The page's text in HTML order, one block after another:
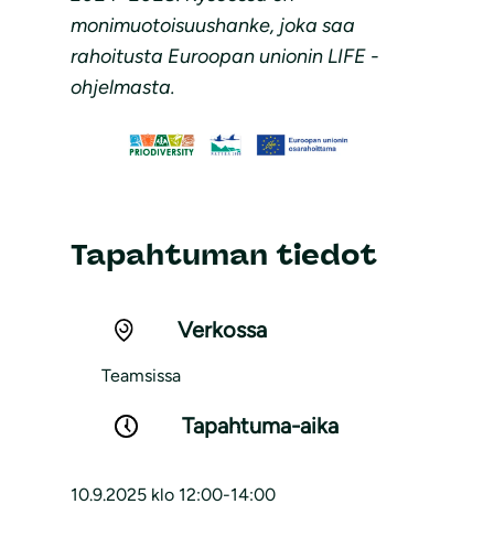
monimuotoisuushanke, joka saa
rahoitusta Euroopan unionin LIFE -
ohjelmasta.
Tapahtuman tiedot
Verkossa
Teamsissa
Tapahtuma-aika
10.9.2025 klo 12:00-14:00